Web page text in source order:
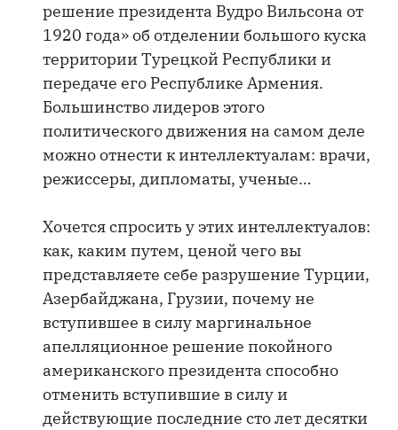
решение президента Вудро Вильсона от
1920 года» об отделении большого куска
территории Турецкой Республики и
передаче его Республике Армения.
Большинство лидеров этого
политического движения на самом деле
можно отнести к интеллектуалам: врачи,
режиссеры, дипломаты, ученые…
Хочется спросить у этих интеллектуалов:
как, каким путем, ценой чего вы
представляете себе разрушение Турции,
Азербайджана, Грузии, почему не
вступившее в силу маргинальное
апелляционное решение покойного
американского президента способно
отменить вступившие в силу и
действующие последние сто лет десятки